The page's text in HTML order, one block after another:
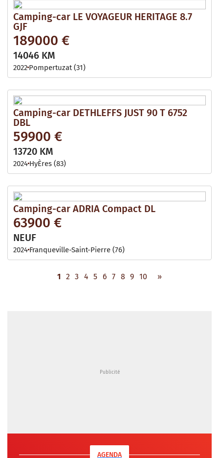
Camping-car LE VOYAGEUR HERITAGE 8.7
GJF
189000 €
14046 KM
2022 Pompertuzat (31)
Camping-car DETHLEFFS JUST 90 T 6752
DBL
59900 €
13720 KM
2024 HyÈres (83)
Camping-car ADRIA Compact DL
63900 €
NEUF
2024 Franqueville-Saint-Pierre (76)
1 2 3 4 5 6 7 8 9 10 »
AGENDA